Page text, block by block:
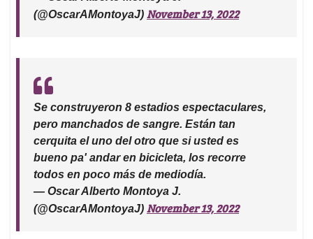
(@OscarAMontoyaJ) November 13, 2022
Se construyeron 8 estadios espectaculares,
pero manchados de sangre. Están tan
cerquita el uno del otro que si usted es
bueno pa' andar en bicicleta, los recorre
todos en poco más de mediodía.
— Oscar Alberto Montoya J.
(@OscarAMontoyaJ) November 13, 2022